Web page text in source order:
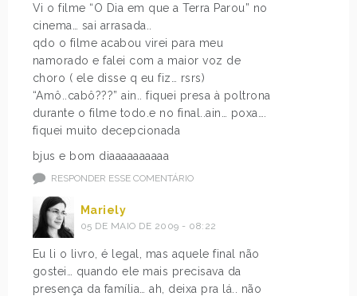
Vi o filme “O Dia em que a Terra Parou” no
cinema… sai arrasada..
qdo o filme acabou virei para meu
namorado e falei com a maior voz de
choro ( ele disse q eu fiz… rsrs)
“Amô..cabô???” ain.. fiquei presa à poltrona
durante o filme todo.e no final..ain… poxa….
fiquei muito decepcionada
bjus e bom diaaaaaaaaaa
RESPONDER ESSE COMENTÁRIO
Mariely
05 DE MAIO DE 2009 - 08:22
Eu li o livro, é legal, mas aquele final não
gostei… quando ele mais precisava da
presença da família… ah, deixa pra lá.. não